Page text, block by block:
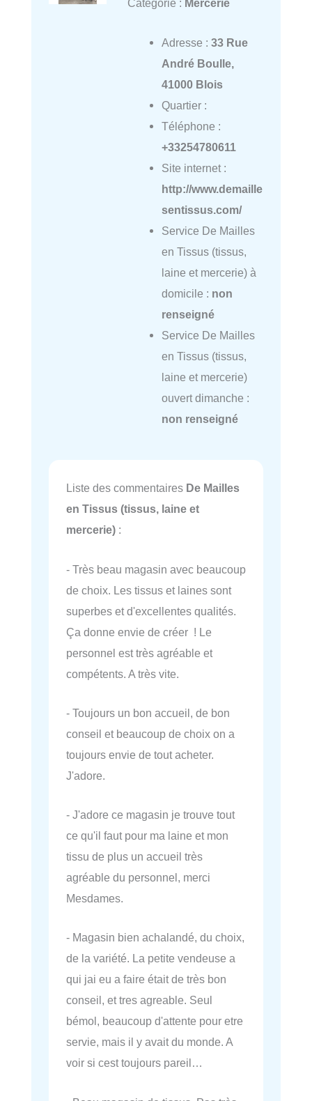
Catégorie : Mercerie
Adresse : 33 Rue
André Boulle,
41000 Blois
Quartier :
Téléphone :
+33254780611
Site internet :
http://www.demaille
sentissus.com/
Service De Mailles
en Tissus (tissus,
laine et mercerie) à
domicile : non
renseigné
Service De Mailles
en Tissus (tissus,
laine et mercerie)
ouvert dimanche :
non renseigné
Liste des commentaires De Mailles
en Tissus (tissus, laine et
mercerie) :
- Très beau magasin avec beaucoup
de choix. Les tissus et laines sont
superbes et d'excellentes qualités.
Ça donne envie de créer ! Le
personnel est très agréable et
compétents. A très vite.
- Toujours un bon accueil, de bon
conseil et beaucoup de choix on a
toujours envie de tout acheter.
J'adore.
- J'adore ce magasin je trouve tout
ce qu'il faut pour ma laine et mon
tissu de plus un accueil très
agréable du personnel, merci
Mesdames.
- Magasin bien achalandé, du choix,
de la variété. La petite vendeuse a
qui jai eu a faire était de très bon
conseil, et tres agreable. Seul
bémol, beaucoup d'attente pour etre
servie, mais il y avait du monde. A
voir si cest toujours pareil…